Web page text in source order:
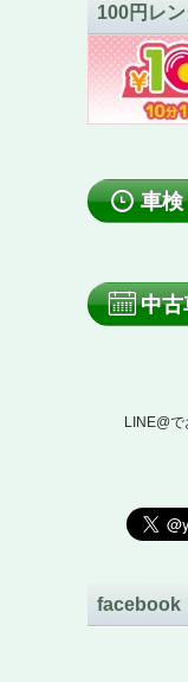
100円レ
車検
中古
LINE@
facebook